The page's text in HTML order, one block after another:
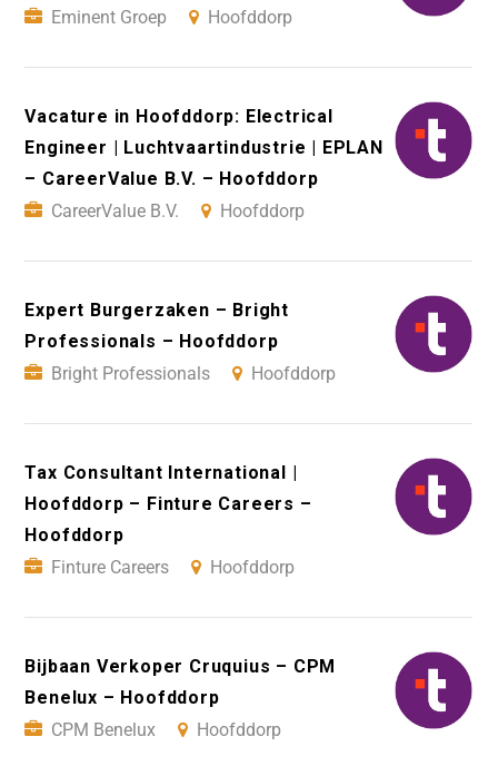
Eminent Groep
Hoofddorp
Vacature in Hoofddorp: Electrical
Engineer | Luchtvaartindustrie | EPLAN
– CareerValue B.V. – Hoofddorp
CareerValue B.V.
Hoofddorp
Expert Burgerzaken – Bright
Professionals – Hoofddorp
Bright Professionals
Hoofddorp
Tax Consultant International |
Hoofddorp – Finture Careers –
Hoofddorp
Finture Careers
Hoofddorp
Bijbaan Verkoper Cruquius – CPM
Benelux – Hoofddorp
CPM Benelux
Hoofddorp